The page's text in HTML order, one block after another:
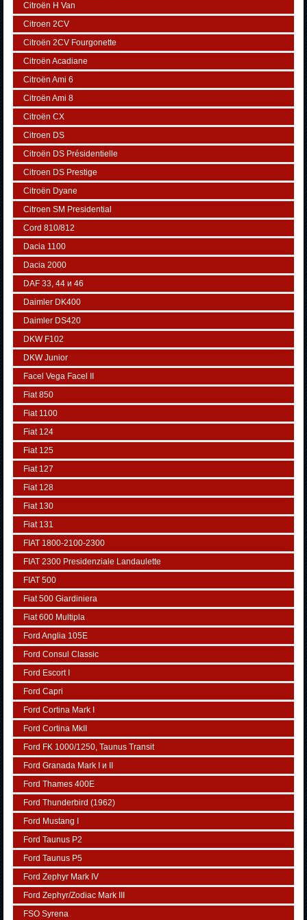
Citroën H Van
Citroen 2CV
Citroën 2CV Fourgonette
Citroën Acadiane
Citroën Ami 6
Citroën Ami 8
Citroën CX
Citroen DS
Citroën DS Présidentielle
Citroen DS Prestige
Citroën Dyane
Citroen SM Presidential
Cord 810/812
Dacia 1100
Dacia 2000
DAF 33, 44 и 46
Daimler DK400
Daimler DS420
DKW F102
DKW Junior
Facel Vega Facel II
Fiat 850
Fiat 1100
Fiat 124
Fiat 125
Fiat 127
Fiat 128
Fiat 130
Fiat 131
FIAT 1800-2100-2300
FIAT 2300 Presidenziale Landaulette
FIAT 500
Fiat 500 Giardiniera
Fiat 600 Multipla
Ford Anglia 105E
Ford Consul Classic
Ford Escort I
Ford Capri
Ford Cortina Mark I
Ford Cortina MkII
Ford FK 1000/1250, Taunus Transit
Ford Granada Mark I и II
Ford Thames 400E
Ford Thunderbird (1962)
Ford Mustang I
Ford Taunus P2
Ford Taunus P5
Ford Zephyr Mark IV
Ford Zephyr/Zodiac Mark III
FSO Syrena